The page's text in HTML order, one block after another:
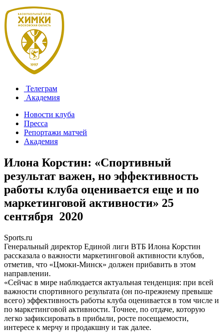
Телеграм
Академия
Новости клуба
Пресса
Репортажи матчей
Академия
Илона Корстин: «Спортивный
результат важен, но эффективность
работы клуба оценивается еще и по
маркетинговой активности» 25
сентября 2020
Sports.ru
Генеральный директор Единой лиги ВТБ Илона Корстин
рассказала о важности маркетинговой активности клубов,
отметив, что «Цмоки-Минск» должен прибавить в этом
направлении.
«Сейчас в мире наблюдается актуальная тенденция: при всей
важности спортивного результата (он по-прежнему превыше
всего) эффективность работы клуба оценивается в том числе и
по маркетинговой активности. Точнее, по отдаче, которую
легко зафиксировать в прибыли, росте посещаемости,
интересе к мерчу и продакшну и так далее.